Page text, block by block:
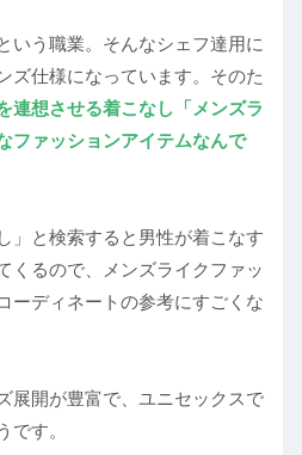
いう職業。そんなシェフ達用に
ズ仕様になっています。そのた
連想させる着こなし「メンズラ
ファッションアイテムなんで
」と検索すると男性が着こなす
くるので、メンズライクファッ
ーディネートの参考にすごくな
展開が豊富で、ユニセックスで
です。